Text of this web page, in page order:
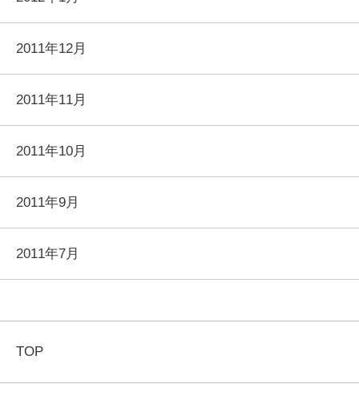
2011年12月
2011年11月
2011年10月
2011年9月
2011年7月
TOP